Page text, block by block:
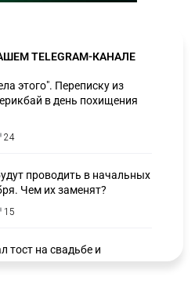
TELEGRAM-КАНАЛЕ
этого". Переписку из
в день похищения
24
проводить в начальных
Чем их заменят?
15
на свадьбе и
дело